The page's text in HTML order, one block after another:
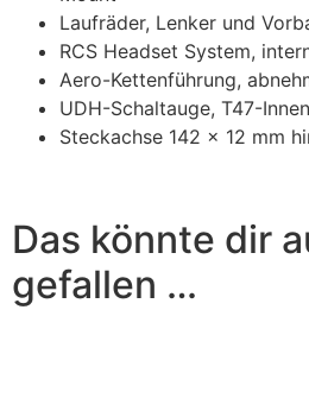
Laufräder, Lenker und
RCS Headset System,
Aero-Kettenführung,
UDH-Schaltauge, T47-
Steckachse 142 x 12 mm
Das könnte dir
gefallen …